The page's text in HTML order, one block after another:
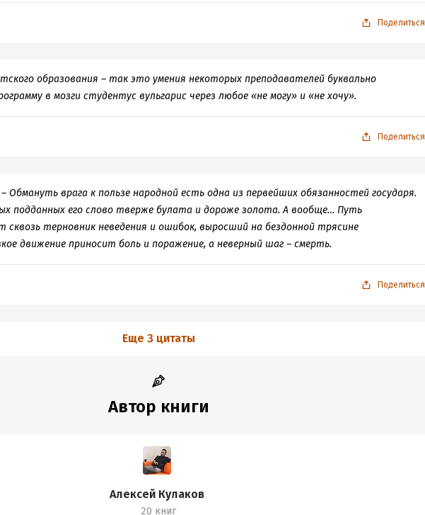
Поделиться
образования – так это умения некоторых преподавателей буквально
в мозги студентус вульгарис через любое «не могу» и «не хочу».
Поделиться
врага к пользе народной есть одна из первейших обязанностей государя.
подданных его слово тверже булата и дороже золота. А вообще… Путь
сквозь терновник неведения и ошибок, выросший на бездонной трясине
движение приносит боль и поражение, а неверный шаг – смерть.
Поделиться
Еще 3 цитаты
Автор книги
Алексей Кулаков
20 книг